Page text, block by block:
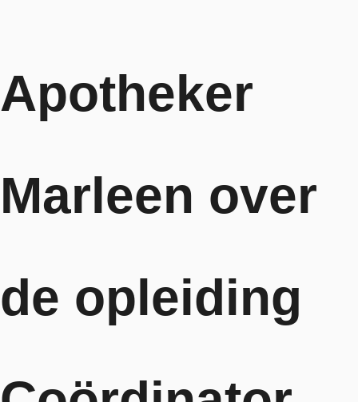
Apotheker
Marleen over
de opleiding